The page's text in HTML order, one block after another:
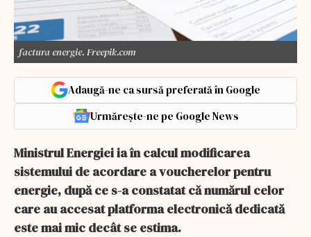
factura energie. Freepik.com
Adaugă-ne ca sursă preferată în Google
Urmărește-ne pe Google News
Ministrul Energiei ia în calcul modificarea
sistemului de acordare a voucherelor pentru
energie, după ce s-a constatat că numărul celor
care au accesat platforma electronică dedicată
este mai mic decât se estima.